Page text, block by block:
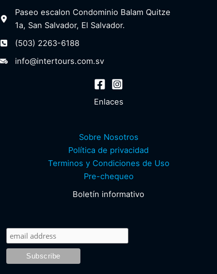
Paseo escalon Condominio Balam Quitze
1a, San Salvador, El Salvador.
(503) 2263-6188
info@intertours.com.sv
Enlaces
Sobre Nosotros
Política de privacidad
Terminos y Condiciones de Uso
Pre-chequeo
Boletín informativo